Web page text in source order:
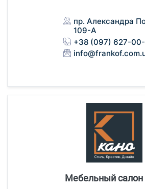
пр. Александра
109-А
+38 (097) 627-
Мебельный салон